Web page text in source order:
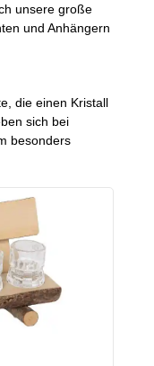
unsere große
und Anhängern
die einen Kristall
sich bei
besonders